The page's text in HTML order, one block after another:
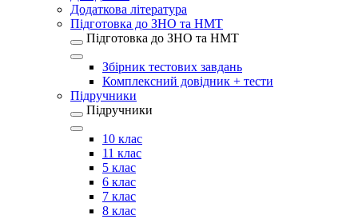
Додаткова література
Підготовка до ЗНО та НМТ
Підготовка до ЗНО та НМТ
Збірник тестових завдань
Комплексний довідник + тести
Підручники
Підручники
10 клас
11 клас
5 клас
6 клас
7 клас
8 клас